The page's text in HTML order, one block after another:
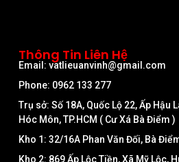
Thông Tin Liên Hệ
Email: vatlieuanvinh@gmail.com
Phone: 0962 133 277
Trụ sở: Số 18A, Quốc Lộ 22, Ấp Hậu
Hóc Môn, TP.HCM ( Cư Xá Bà Điểm )
Kho 1: 32/16A Phan Văn Đối, Bà
Kho 2: 869 Ấp Lộc Tiền, Xã Mỹ Lộc,